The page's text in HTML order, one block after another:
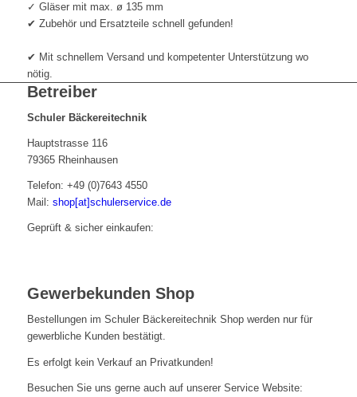
✓ Gläser mit max. ø 135 mm
✔ Zubehör und Ersatzteile schnell gefunden!
✔ Mit schnellem Versand und kompetenter Unterstützung wo
nötig.
Betreiber
Schuler Bäckereitechnik
Hauptstrasse 116
79365 Rheinhausen
Telefon: +49 (0)7643 4550
Mail: shop[at]schulerservice.de
Geprüft & sicher einkaufen:
Gewerbekunden Shop
Bestellungen im Schuler Bäckereitechnik Shop werden nur für
gewerbliche Kunden bestätigt.
Es erfolgt kein Verkauf an Privatkunden!
Besuchen Sie uns gerne auch auf unserer Service Website: